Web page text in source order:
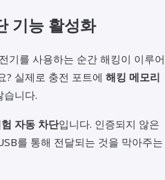
기능 활성화
기를 사용하는 순간 해킹이 이루어
? 실제로 충전 포트에 해킹 메모리
습니다.
자동 차단입니다. 인증되지 않은
를 통해 전달되는 것을 막아주는